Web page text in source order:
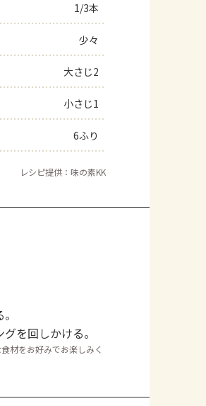
1/3本
少々
大さじ2
小さじ1
6ふり
レシピ提供：味の素KK
を回しかける。
材をお好みでお楽しみく